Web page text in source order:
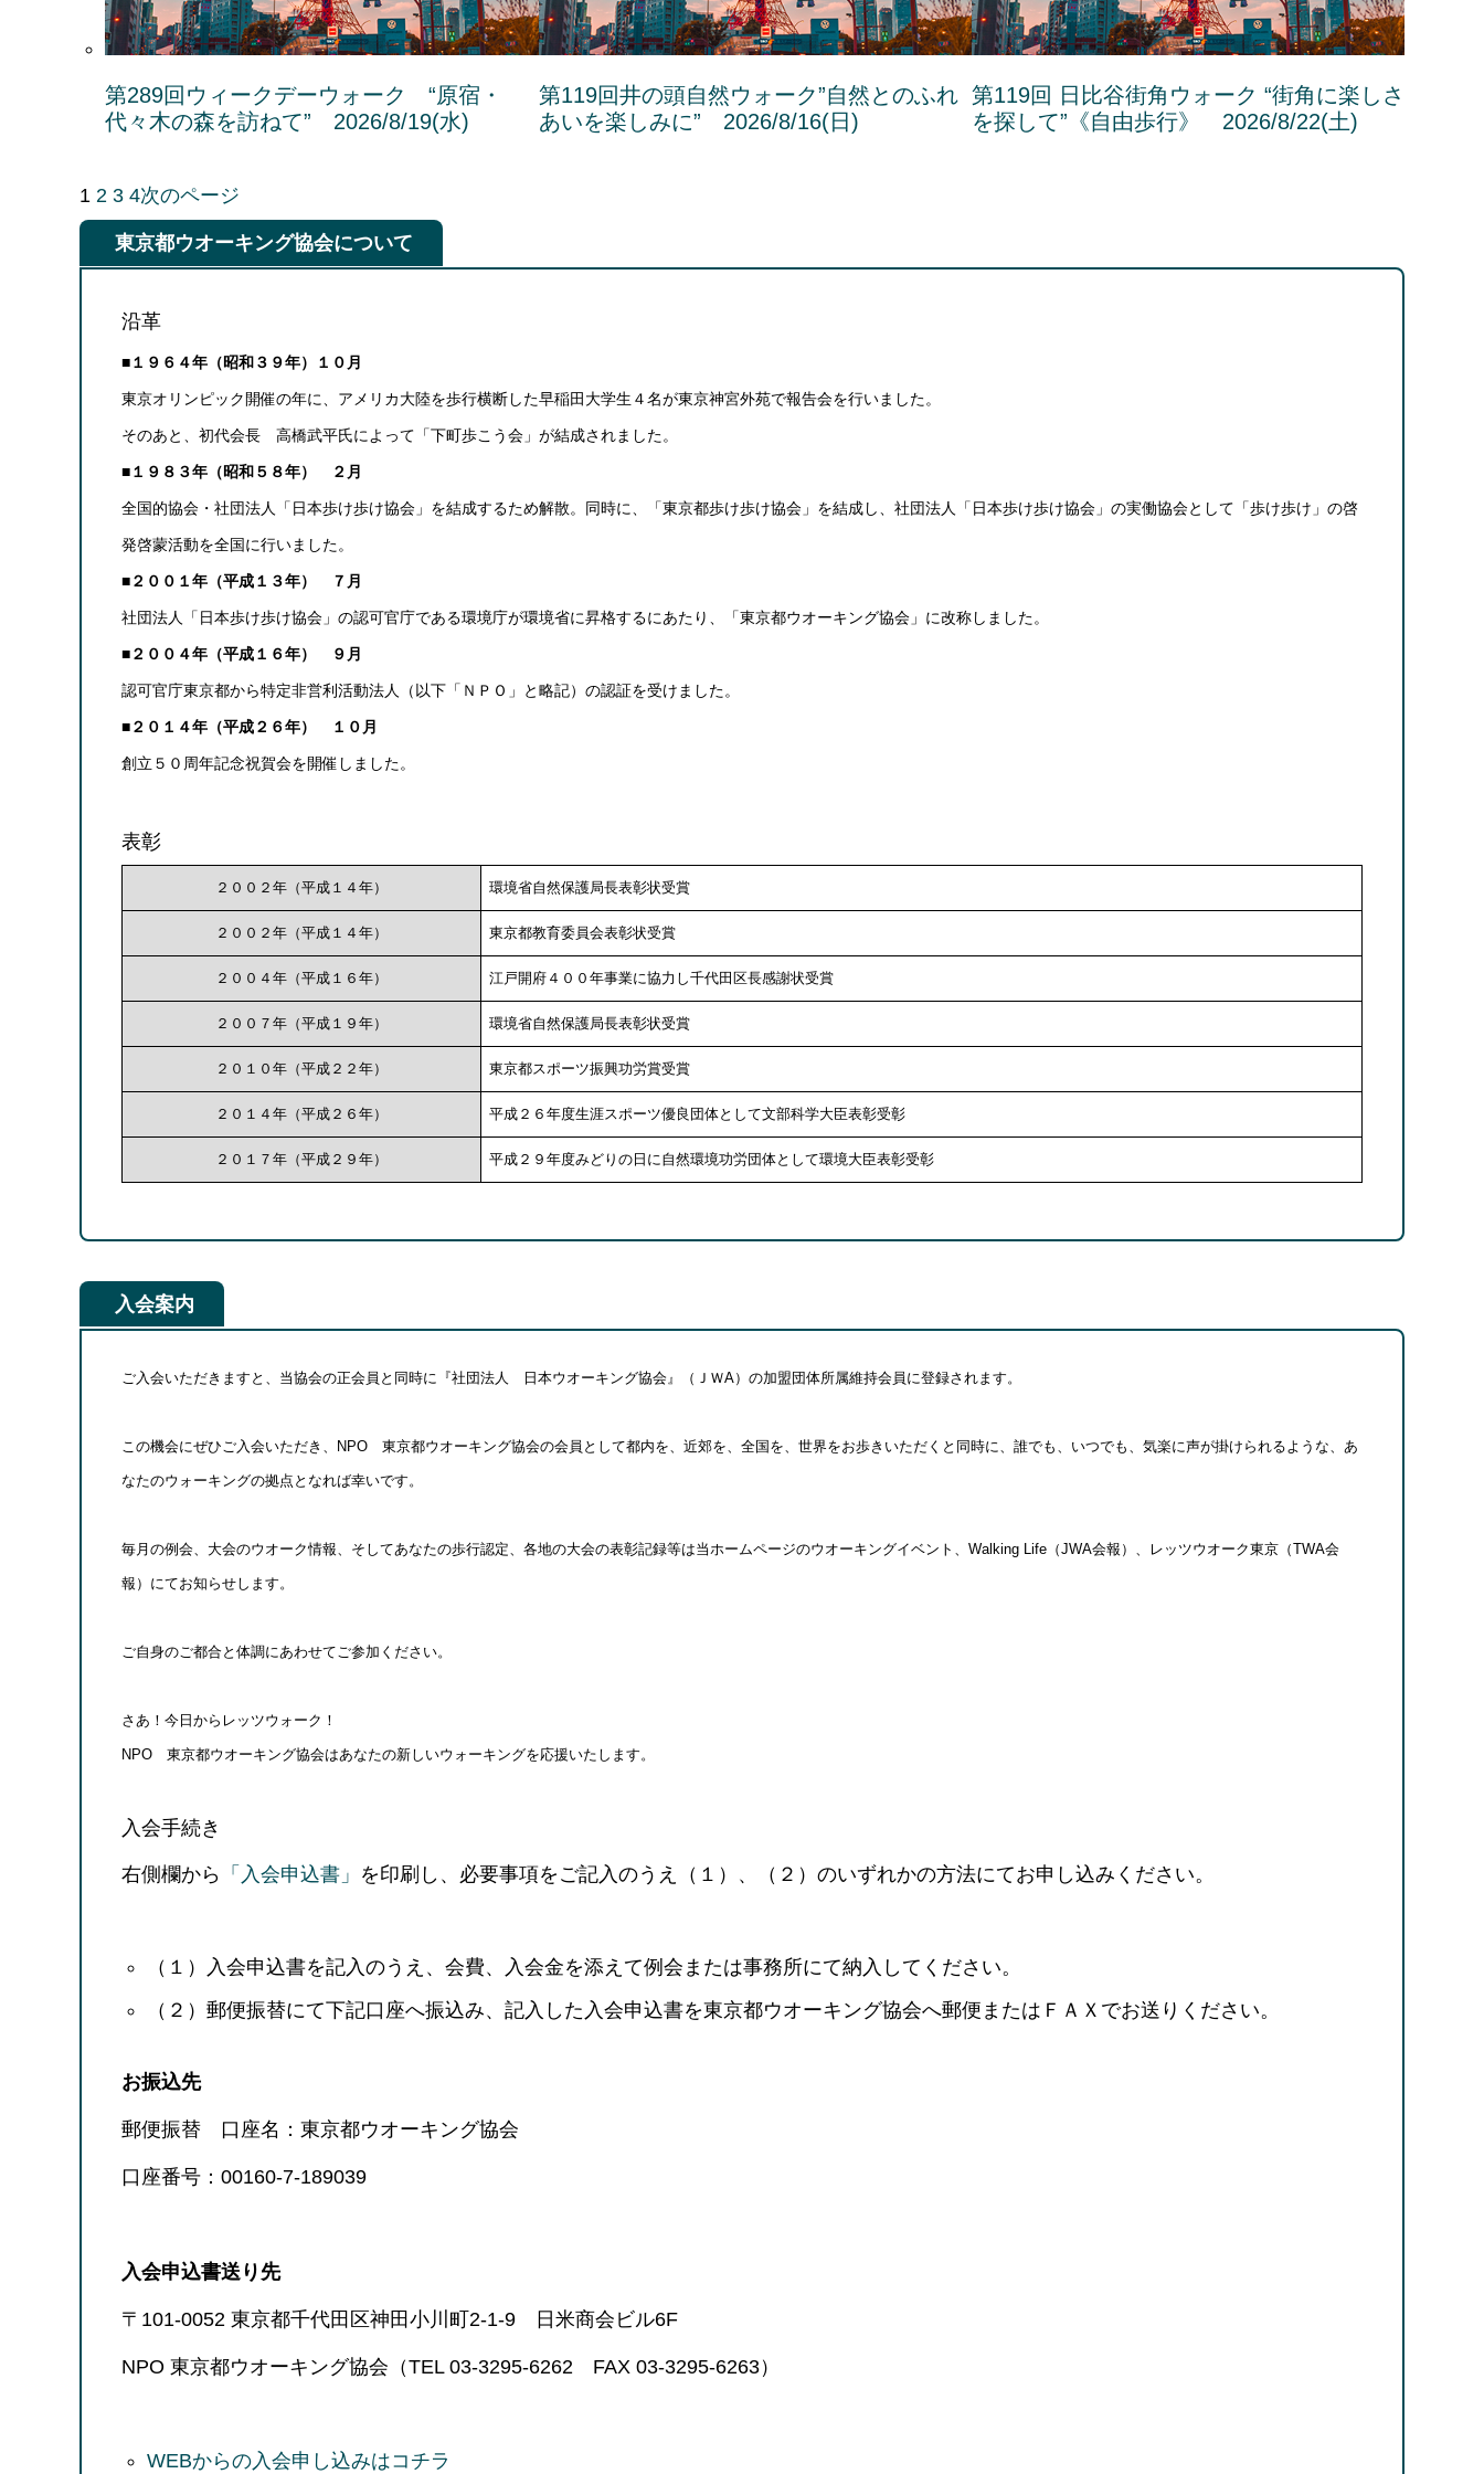
第289回ウィークデーウォーク “原宿・
代々木の森を訪ねて” 2026/8/19(水)
第119回井の頭自然ウォーク”自然とのふれ
あいを楽しみに” 2026/8/16(日)
第119回 日比谷街角ウォーク “街角に楽しさ
を探して”《自由歩行》 2026/8/22(土)
1 2 3 4次のページ
東京都ウオーキング協会について
沿革
■１９６４年（昭和３９年）１０月
東京オリンピック開催の年に、アメリカ大陸を歩行横断した早稲田大学生４名が東京神宮外苑で報告会を行いました。
そのあと、初代会長 高橋武平氏によって「下町歩こう会」が結成されました。
■１９８３年（昭和５８年） ２月
全国的協会・社団法人「日本歩け歩け協会」を結成するため解散。同時に、「東京都歩け歩け協会」を結成し、社団法人「日本歩け歩け協会」の実働協会として「歩け歩け」の啓
発啓蒙活動を全国に行いました。
■２００１年（平成１３年） ７月
社団法人「日本歩け歩け協会」の認可官庁である環境庁が環境省に昇格するにあたり、「東京都ウオーキング協会」に改称しました。
■２００４年（平成１６年） ９月
認可官庁東京都から特定非営利活動法人（以下「ＮＰＯ」と略記）の認証を受けました。
■２０１４年（平成２６年） １０月
創立５０周年記念祝賀会を開催しました。
表彰
２００２年（平成１４年） 環境省自然保護局長表彰状受賞
２００２年（平成１４年） 東京都教育委員会表彰状受賞
２００４年（平成１６年） 江戸開府４００年事業に協力し千代田区長感謝状受賞
２００７年（平成１９年） 環境省自然保護局長表彰状受賞
２０１０年（平成２２年） 東京都スポーツ振興功労賞受賞
２０１４年（平成２６年） 平成２６年度生涯スポーツ優良団体として文部科学大臣表彰受彰
２０１７年（平成２９年） 平成２９年度みどりの日に自然環境功労団体として環境大臣表彰受彰
入会案内
ご入会いただきますと、当協会の正会員と同時に『社団法人 日本ウオーキング協会』（ＪＷA）の加盟団体所属維持会員に登録されます。
この機会にぜひご入会いただき、NPO 東京都ウオーキング協会の会員として都内を、近郊を、全国を、世界をお歩きいただくと同時に、誰でも、いつでも、気楽に声が掛けられるような、あ
なたのウォーキングの拠点となれば幸いです。
毎月の例会、大会のウオーク情報、そしてあなたの歩行認定、各地の大会の表彰記録等は当ホームページのウオーキングイベント、Walking Life（JWA会報）、レッツウオーク東京（TWA会
報）にてお知らせします。
ご自身のご都合と体調にあわせてご参加ください。
さあ！今日からレッツウォーク！
NPO 東京都ウオーキング協会はあなたの新しいウォーキングを応援いたします。
入会手続き
右側欄から 「入会申込書」 を印刷し、必要事項をご記入のうえ（１）、（２）のいずれかの方法にてお申し込みください。
（１）入会申込書を記入のうえ、会費、入会金を添えて例会または事務所にて納入してください。
（２）郵便振替にて下記口座へ振込み、記入した入会申込書を東京都ウオーキング協会へ郵便またはＦＡＸでお送りください。
お振込先
郵便振替 口座名：東京都ウオーキング協会
口座番号：00160-7-189039
入会申込書送り先
〒101-0052 東京都千代田区神田小川町2-1-9 日米商会ビル6F
NPO 東京都ウオーキング協会（TEL 03-3295-6262 FAX 03-3295-6263）
WEBからの入会申し込みはコチラ